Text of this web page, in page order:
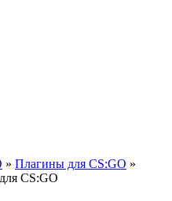
» Плагины для CS:GO »
CS:GO